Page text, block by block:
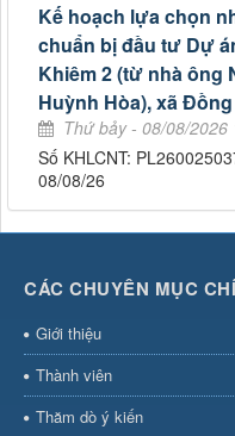
Kế hoạch lựa chọn
chuẩn bị đầu tư Dự
Khiêm 2 (từ nhà ông
Huỳnh Hòa), xã
Thứ bảy - 08/08/2026
Số KHLCNT:
08/08/26
CÁC CHUYÊN MỤC
Giới thiệu
Thành viên
Thăm dò ý kiến